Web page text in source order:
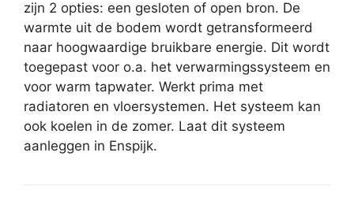
zijn 2 opties: een gesloten of open bron. De
warmte uit de bodem wordt getransformeerd
naar hoogwaardige bruikbare energie. Dit wordt
toegepast voor o.a. het verwarmingssysteem en
voor warm tapwater. Werkt prima met
radiatoren en vloersystemen. Het systeem kan
ook koelen in de zomer. Laat dit systeem
aanleggen in Enspijk.